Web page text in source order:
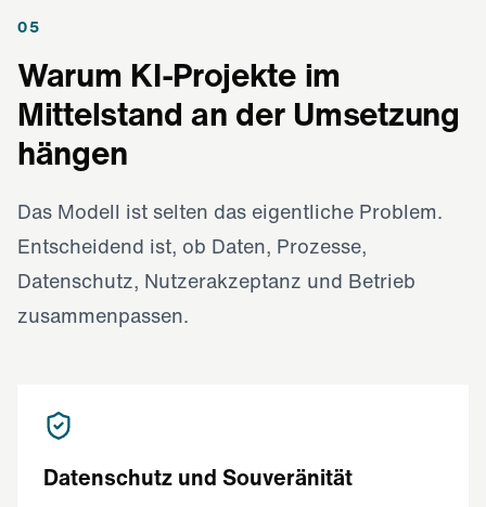
05
Warum KI-Projekte im
Mittelstand an der Umsetzung
hängen
Das Modell ist selten das eigentliche Problem.
Entscheidend ist, ob Daten, Prozesse,
Datenschutz, Nutzerakzeptanz und Betrieb
zusammenpassen.
Datenschutz und Souveränität